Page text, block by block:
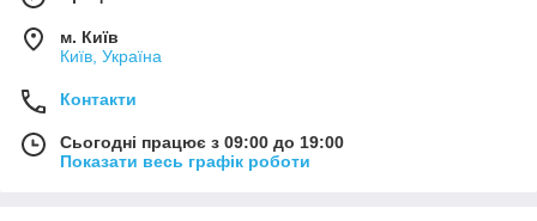
м. Київ
Київ, Україна
Контакти
Сьогодні працює з 09:00 до 19:00
Показати весь графік роботи